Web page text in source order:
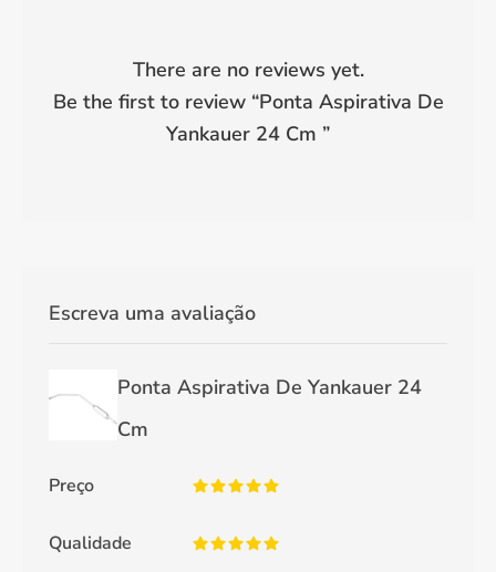
There are no reviews yet.
Be the first to review “Ponta Aspirativa De
Yankauer 24 Cm ”
Escreva uma avaliação
Ponta Aspirativa De Yankauer 24
Cm
Preço
Qualidade